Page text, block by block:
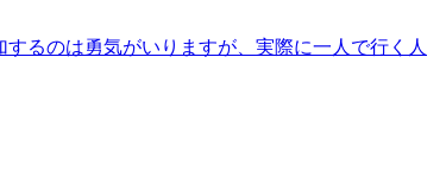
るのは勇気がいりますが、実際に一人で行く人